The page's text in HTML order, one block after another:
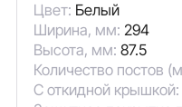
Цвет: Белый
Ширина, мм: 294
Высота, мм: 87.5
Количество постов
С откидной крышкой: